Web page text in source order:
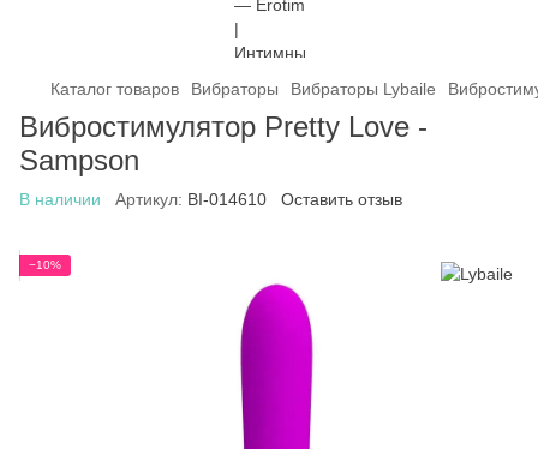
Каталог товаров Вибраторы Вибраторы Lybaile
Вибростимулятор Pretty Love -
Sampson
В наличии Артикул: BI-014610 Оставить отзыв
−10%